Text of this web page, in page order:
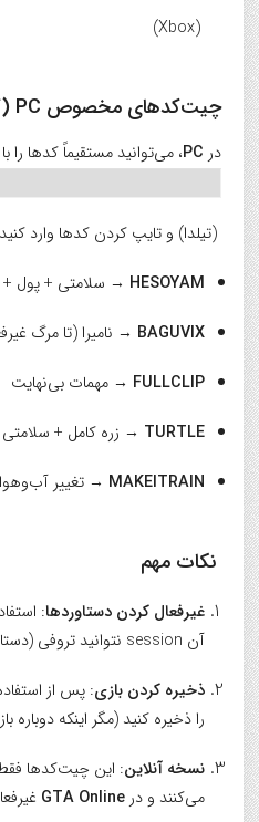
(Xbox)
چیت‌کدهای مخصوص PC (کدهای صفحه‌کلید)
در PC، می‌توانید مستقیماً کدها را
(تیلدا) و تایپ کردن کدها وارد
HESOYAM → سلامتی + پول +
BAGUVIX → نامیرا (تا مرگ
FULLCLIP → مهمات بی‌نهایت
TURTLE → زره کامل + سلامتی
MAKEITRAIN → تغییر آب‌وهوا
نکات مهم
غیرفعال کردن دستاوردها:
آن session نتوانید تروفی (دستاورد) دریافت کنید.
ذخیره کردن بازی: پس از
را ذخیره کنید (مگر اینکه دوباره
نسخه آنلاین: این چیت‌کدها
می‌کنند و درGTA Online